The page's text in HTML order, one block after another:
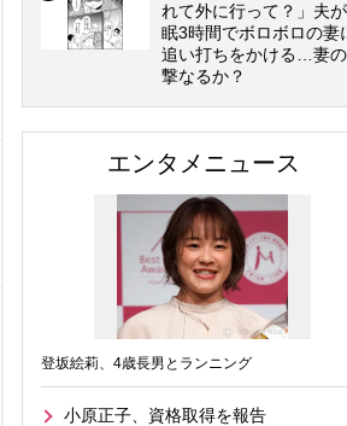
れて外に行って？」夫
眠3時間でボロボロの妻
追い打ちをかける…妻
撃なるか？
エンタメニュース
登坂絵莉、4歳長男とランニング
小原正子、資格取得を報告